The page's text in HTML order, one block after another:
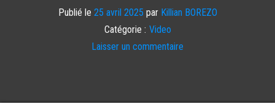
Publié le 25 avril 2025 par Killian BOREZO
Catégorie : Video
Laisser un commentaire